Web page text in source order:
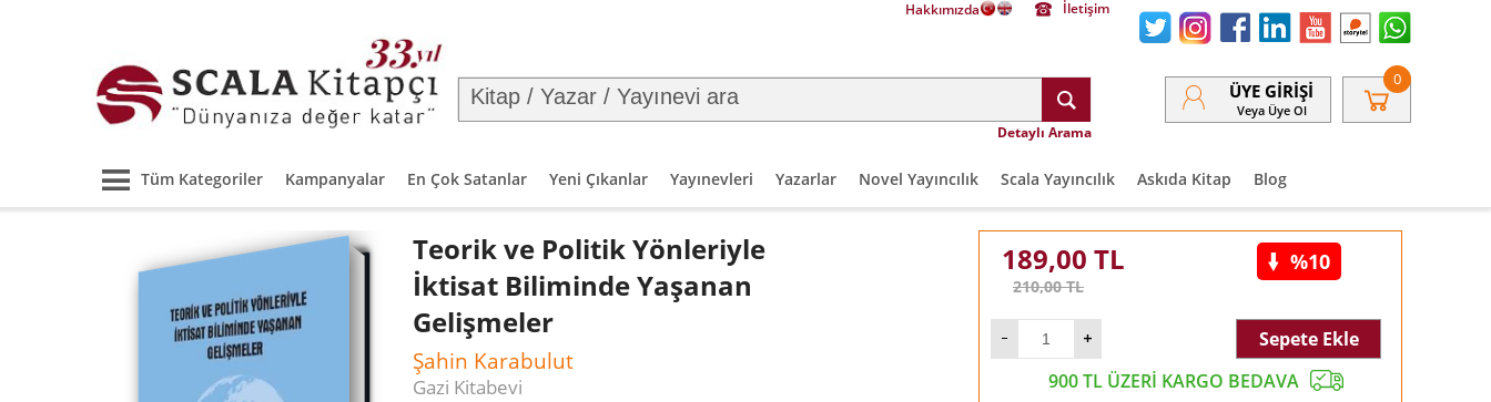
Hakkımızda İletişim
Detaylı Arama
ÜYE GIRIŞI
Veya Üye Ol
0
Tüm Kategoriler Kampanyalar En Çok Satanlar Yeni Çıkanlar Yayınevleri Yazarlar Novel Yayıncılık Scala Yayıncılık Askıda Kitap Blog
Teorik ve Politik Yönleriyle
İktisat Biliminde Yaşanan
Gelişmeler
Şahin Karabulut
Gazi Kitabevi
189,00 TL
210,00TL
%10
Sepete Ekle
900 TL ÜZERİ KARGO BEDAVA